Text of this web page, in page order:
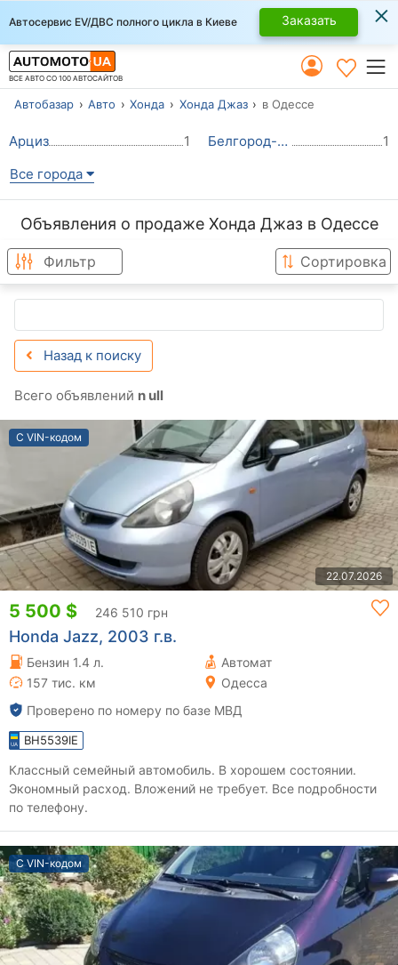
Автосервис EV/ДВС полного цикла в Киеве Заказать ×
ВСЕ АВТО СО 100 АВТОСАЙТОВ
Автобазар Авто Хонда Хонда Джаз в Одессе
Арциз 1 Белгород-Днестровский
1
Все города
Объявления о продаже Хонда Джаз в Одессе
Фильтр Сортировка
Назад к поиску
Всего объявлений n ull
С VIN-кодом
22.07.2026
5 500 $ 246 510 грн
Honda Jazz, 2003 г.в.
Бензин 1.4 л.
Автомат
157 тис. км
Одесса
Проверено по номеру по базе МВД
BH5539IE
Классный семейный автомобиль. В хорошем состоянии.
Экономный расход. Вложений не требует. Все подробности
по телефону.
С VIN-кодом